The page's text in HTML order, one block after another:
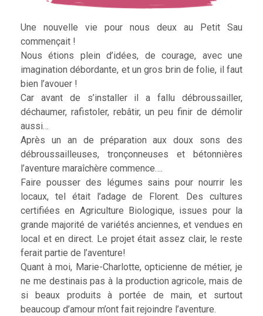
Une nouvelle vie pour nous deux au Petit Sau
commençait !
Nous étions plein d’idées, de courage, avec une
imagination débordante, et un gros brin de folie, il faut
bien l’avouer !
Car avant de s’installer il a fallu débroussailler,
déchaumer, rafistoler, rebâtir, un peu finir de démolir
aussi…
Après un an de préparation aux doux sons des
débroussailleuses, tronçonneuses et bétonnières
l’aventure maraîchère commence….
Faire pousser des légumes sains pour nourrir les
locaux, tel était l’adage de Florent. Des cultures
certifiées en Agriculture Biologique, issues pour la
grande majorité de variétés anciennes, et vendues en
local et en direct. Le projet était assez clair, le reste
ferait partie de l’aventure!
Quant à moi, Marie-Charlotte, opticienne de métier, je
ne me destinais pas à la production agricole, mais de
si beaux produits à portée de main, et surtout
beaucoup d’amour m’ont fait rejoindre l’aventure.